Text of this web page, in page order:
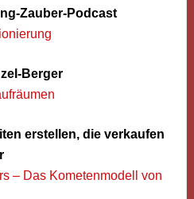
Zauber-Podcast
Berger
erstellen, die verkaufen
– Das Kometenmodell von